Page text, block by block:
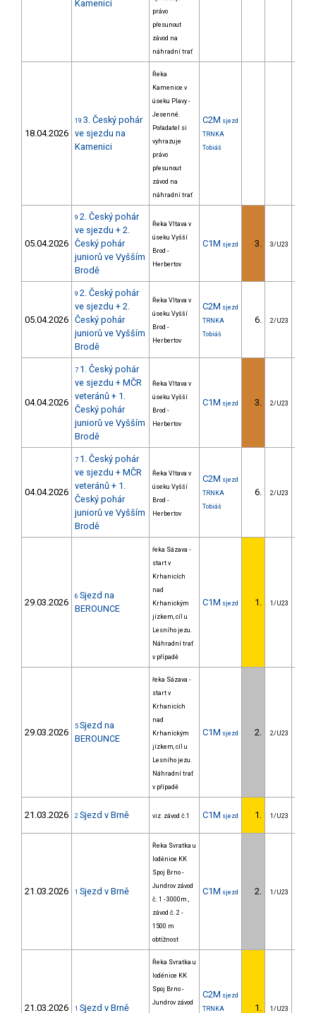
Kamenici
právo
přesunout
závod na
náhradní trať
18.04.2026
19 3. Český pohár
ve sjezdu na
Kamenici
Řeka
Kamenice v
úseku Plavy -
Jesenné.
Pořadatel si
vyhrazuje
právo
přesunout
závod na
náhradní trať
C2M sjezd
TRNKA
Tobiáš
05.04.2026
9 2. Český pohár
ve sjezdu + 2.
Český pohár
juniorů ve Vyšším
Brodě
Řeka Vltava v
úseku Vyšší
Brod -
Herbertov
C1M sjezd 3. 3/U23
05.04.2026
9 2. Český pohár
ve sjezdu + 2.
Český pohár
juniorů ve Vyšším
Brodě
Řeka Vltava v
úseku Vyšší
Brod -
Herbertov
C2M sjezd
TRNKA
Tobiáš
6. 2/U23
04.04.2026
7 1. Český pohár
ve sjezdu + MČR
veteránů + 1.
Český pohár
juniorů ve Vyšším
Brodě
Řeka Vltava v
úseku Vyšší
Brod -
Herbertov
C1M sjezd 3. 2/U23
04.04.2026
7 1. Český pohár
ve sjezdu + MČR
veteránů + 1.
Český pohár
juniorů ve Vyšším
Brodě
Řeka Vltava v
úseku Vyšší
Brod -
Herbertov
C2M sjezd
TRNKA
Tobiáš
6. 2/U23
29.03.2026
6 Sjezd na
BEROUNCE
řeka Sázava -
start v
Krhanicích
nad
Krhanickým
jízkem, cíl u
Lesního jezu.
Náhradní trať
v případě
C1M sjezd 1. 1/U23
29.03.2026
5 Sjezd na
BEROUNCE
řeka Sázava -
start v
Krhanicích
nad
Krhanickým
jízkem, cíl u
Lesního jezu.
Náhradní trať
v případě
C1M sjezd 2. 2/U23
21.03.2026 2 Sjezd v Brně viz. závod č.1 C1M sjezd 1. 1/U23
21.03.2026 1 Sjezd v Brně
Řeka Svratka u
loděnice KK
Spoj Brno -
Jundrov závod
č. 1 - 3000m ,
závod č. 2 -
1500 m
obtížnost
C1M sjezd 2. 1/U23
21.03.2026 1 Sjezd v Brně
Řeka Svratka u
loděnice KK
Spoj Brno -
Jundrov závod
C2M sjezd
TRNKA
1. 1/U23